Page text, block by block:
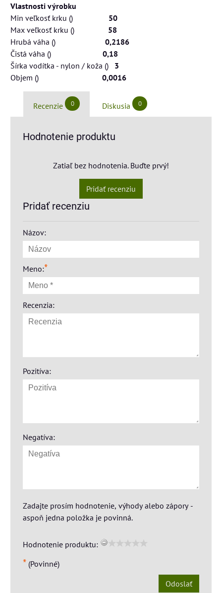
Vlastnosti výrobku
Min veľkosť krku () 50
Max veľkosť krku () 58
Hrubá váha () 0,2186
Čistá váha ()
0,18
Šírka vodítka - nylon / koža () 3
Objem () 0,0016
Recenzie 0 Diskusia 0
Hodnotenie produktu
Zatiaľ bez hodnotenia. Buďte prvý!
Pridať recenziu
Pridať recenziu
Názov:
Meno:*
Recenzia:
Pozitíva:
Negatíva:
Zadajte prosím hodnotenie, výhody alebo zápory -
aspoň jedna položka je povinná.
Hodnotenie produktu:
* (Povinné)
Odoslať